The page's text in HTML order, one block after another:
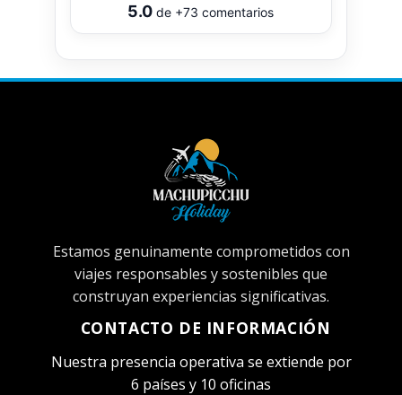
5.0 de +73 comentarios
Estamos genuinamente comprometidos con
viajes responsables y sostenibles que
construyan experiencias significativas.
CONTACTO DE INFORMACIÓN
Nuestra presencia operativa se extiende por
6 países y 10 oficinas